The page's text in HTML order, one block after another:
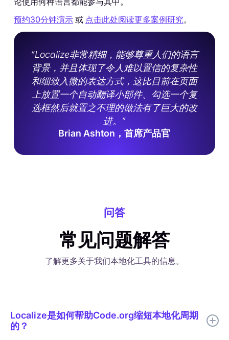
预约30分钟演示或 点击此处阅读更多案例研究。
“Localize非常精细，能够尊重人们的语言
背景，并且体现了令人难以置信的复杂性
和细致入微的表达方式，这比目前在页面
上放置一个自动翻译小部件、勾选一个复
选框然后就置之不理的做法有了巨大的改
进。”
Brian Ashton，首席产品官
问答
常见问题解答
了解更多关于我们本地化工具的信息。
Localize是如何帮助Code.org缩短本地化周期
的？